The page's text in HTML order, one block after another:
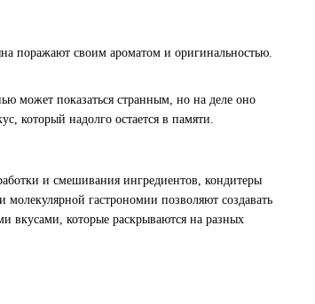
поражают своим ароматом и оригинальностью.
может показаться странным, но на деле оно
который надолго остается в памяти.
и смешивания ингредиентов, кондитеры
гастрономии позволяют создавать
вкусами, которые раскрываются на разных